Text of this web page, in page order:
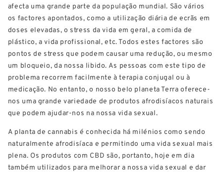
afecta uma grande parte da população mundial. São vários
os factores apontados, como a utilização diária de ecrãs em
doses elevadas, o stress da vida em geral, a comida de
plástico, a vida profissional, etc. Todos estes factores são
pontos de stress que podem causar uma redução, ou mesmo
um bloqueio, da nossa libido. As pessoas com este tipo de
problema recorrem facilmente à terapia conjugal ou à
medicação. No entanto, o nosso belo planeta Terra oferece-
nos uma grande variedade de produtos afrodisíacos naturais
que podem ajudar-nos na nossa vida sexual.
A planta de cannabis é conhecida há milénios como sendo
naturalmente afrodisíaca e permitindo uma vida sexual mais
plena. Os produtos com CBD são, portanto, hoje em dia
também utilizados para melhorar a nossa vida sexual e dar